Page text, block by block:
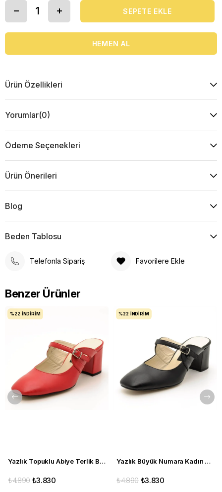
Ürün Özellikleri
Yorumlar(0)
Ödeme Seçenekleri
Ürün Önerileri
Blog
Beden Tablosu
Telefonla Sipariş Favorilere Ekle
Benzer Ürünler
Yazlık Topuklu Abiye Terlik Büyük Numara 2405 kırmızı
₺3.830
₺4.890
%22 İNDIRIM
Yazlık Büyük Numara Kadın Topuklu Terlik 2405 siyah mat
₺3.830
₺4.890
%22 İNDIRIM